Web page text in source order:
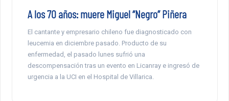
A los 70 años: muere Miguel “Negro” Piñera
El cantante y empresario chileno fue diagnosticado con
leucemia en diciembre pasado. Producto de su
enfermedad, el pasado lunes sufrió una
descompensación tras un evento en Licanray e ingresó de
urgencia a la UCI en el Hospital de Villarica.